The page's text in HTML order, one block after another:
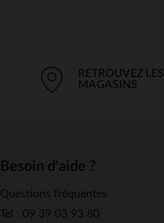
RETROUVEZ LES
MAGASINS
Besoin d'aide ?
Questions fréquentes
Tel : 09 39 03 93 80